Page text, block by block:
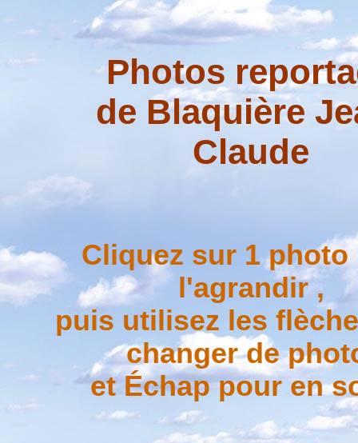
Photos
de Blaquière
Claude
Cliquez sur 1 photo
l'agrandir ,
puis utilisez les
changer de
et Échap pour en